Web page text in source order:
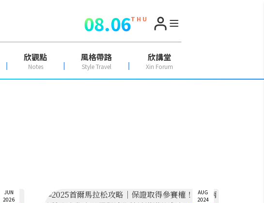
08.06T H U
欣觀點
Notes
風格帶路
Style Travel
欣講堂
Xin Forum
JUN
2026
AUG
2024